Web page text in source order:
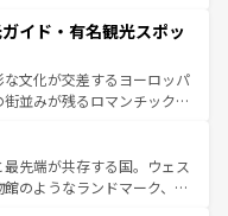
が異なるスペインはその個
。
。華麗な宮殿、歴史的な大
かな自然が、訪れる者を心
は美食の国としても知ら
形文化遺産にも登録されて
彩な楽しみ方が可能だ。さ
が溢れており、どの街角に
いる。パリ以外の個性あふ
イド・有名観光スポッ
文化が交差するヨーロッパ
並みが残るロマンチック街
ても飽きることがない。ベ
ン州のアルプスの絶景、そ
いった風景は必見。ビール
先端が共存する国。ウェス
のようなランドマーク、歴